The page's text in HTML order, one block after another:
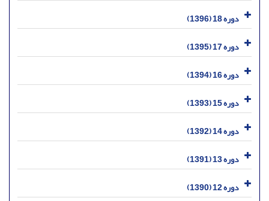
دوره 18 (1396)
دوره 17 (1395)
دوره 16 (1394)
دوره 15 (1393)
دوره 14 (1392)
دوره 13 (1391)
دوره 12 (1390)